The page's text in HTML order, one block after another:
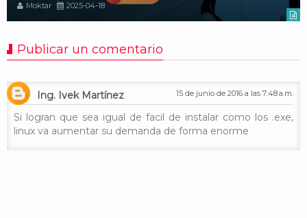
Moktar 2025-04-18
Publicar un comentario
Ing. Ivek Martínez 15 de junio de 2016 a las 7:48 a.m.
Si logran que sea igual de facil de instalar como los .exe,
linux va aumentar su demanda de forma enorme